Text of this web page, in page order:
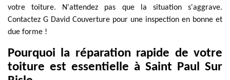
votre toiture. N'attendez pas que la situation s'aggrave.
Contactez G David Couverture pour une inspection en bonne et
due forme !
Pourquoi la réparation rapide de votre
toiture est essentielle à Saint Paul Sur